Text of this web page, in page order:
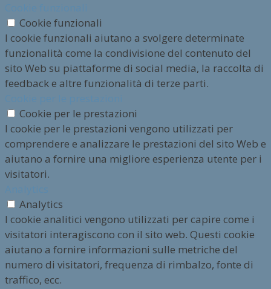
Cookie funzionali
I cookie funzionali aiutano a svolgere determinate
funzionalità come la condivisione del contenuto del
sito Web su piattaforme di social media, la raccolta di
feedback e altre funzionalità di terze parti.
Cookie per le prestazioni
I cookie per le prestazioni vengono utilizzati per
comprendere e analizzare le prestazioni del sito Web e
aiutano a fornire una migliore esperienza utente per i
visitatori.
Analytics
I cookie analitici vengono utilizzati per capire come i
visitatori interagiscono con il sito web. Questi cookie
aiutano a fornire informazioni sulle metriche del
numero di visitatori, frequenza di rimbalzo, fonte di
traffico, ecc.